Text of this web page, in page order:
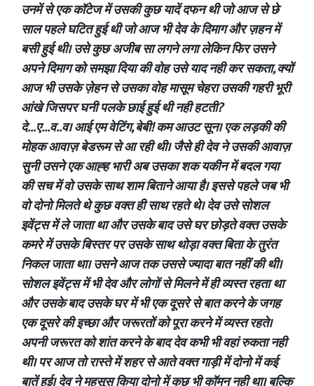
उनमें से एक कॉटेज में उसकी कुछ यादें दफन थी जो आज से छे
साल पहले घटित हुई थी जो आज भी देव के दिमाग और ज़हन में
बसी हुई थी। उसे कुछ अजीब सा लगने लगा लेकिन फिर उसने
अपने दिमाग को समझा दिया की वोह उसे याद नही कर सकता, क्यों
आज भी उसके ज़ेहन से उसका वोह मासूम चेहरा उसकी गहरी भूरी
आंखे जिसपर घनी पलके छाई हुई थी नही हटती?
दे...ए...व..व। आई एम वेटिंग, बेबी! कम आउट सून। एक लड़की की
मोहक आवाज़ बेडरूम से आ रही थी। जैसे ही देव ने उसकी आवाज़
सुनी उसने एक आह्ह भारी अब उसका शक यकीन में बदल गया
की सच में वो उसके साथ शाम बिताने आया है। इससे पहले जब भी
वो दोनो मिलते थे कुछ वक्त ही साथ रहते थे। देव उसे सोशल
इवेंट्स में ले जाता था और उसके बाद उसे घर छोड़ते वक्त उसके
कमरे में उसके बिस्तर पर उसके साथ थोड़ा वक्त बिता के तुरंत
निकल जाता था। उसने आज तक उससे ज्यादा बात नहीं की थी।
सोशल इवेंट्स में भी देव और लोगों से मिलने में ही व्यस्त रहता था
और उसके बाद उसके घर में भी एक दूसरे से बात करने के जगह
एक दूसरे की इच्छा और जरूरतों को पूरा करने में व्यस्त रहते।
अपनी जरूरत को शांत करने के बाद देव कभी भी वहां रुकता नही
थी। पर आज तो रास्ते में शहर से आते वक्त गाड़ी में दोनो में कई